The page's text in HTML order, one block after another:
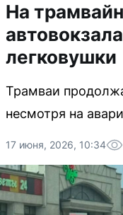
На
легковушки
Трамваи
несмотря на
17 июня, 2026, 10:34